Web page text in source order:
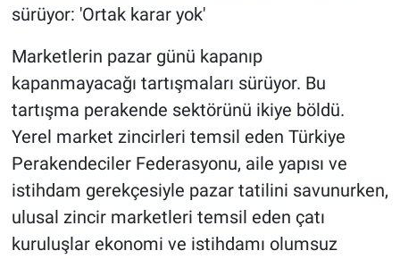
sürüyor: 'Ortak karar yok'
Marketlerin pazar günü kapanıp
kapanmayacağı tartışmaları sürüyor. Bu
tartışma perakende sektörünü ikiye böldü.
Yerel market zincirleri temsil eden Türkiye
Perakendeciler Federasyonu, aile yapısı ve
istihdam gerekçesiyle pazar tatilini savunurken,
ulusal zincir marketleri temsil eden çatı
kuruluşlar ekonomi ve istihdamı olumsuz